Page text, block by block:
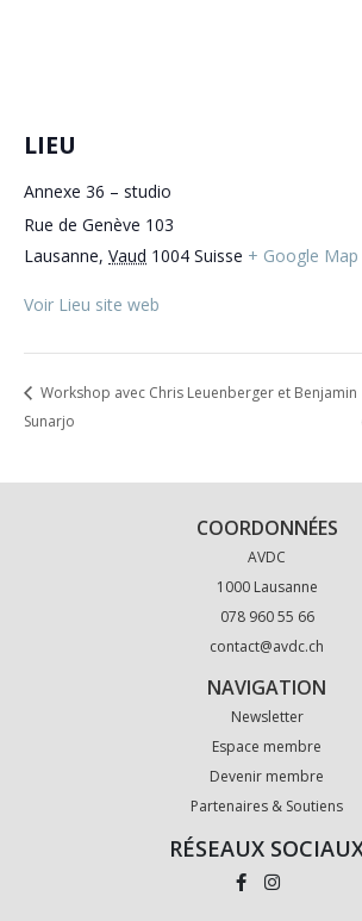
LIEU
Annexe 36 – studio
Rue de Genève 103
Lausanne, Vaud 1004 Suisse + Google Map
Voir Lieu site web
Workshop avec Chris Leuenberger et Benjamin
Sunarjo
COORDONNÉES
AVDC
1000 Lausanne
078 960 55 66
contact@avdc.ch
NAVIGATION
Newsletter
Espace membre
Devenir membre
Partenaires & Soutiens
RÉSEAUX